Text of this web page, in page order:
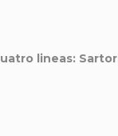
lineas: